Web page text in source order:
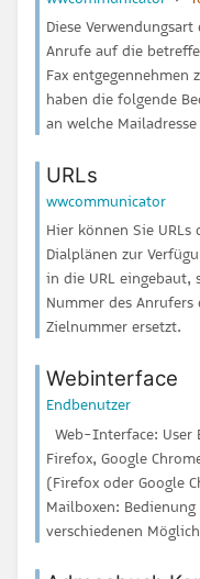
Diese
Anrufe auf die
Fax entgegennehmen
haben die folgende
an welche
URLs
wwcommunicator
Hier können Sie
Dialplänen zur
in die URL eingebaut,
Nummer des
Zielnummer ersetzt.
Webinterface
Endbenutzer
Web-Interface: User
Firefox, Google
(Firefox oder Google
Mailboxen:
verschiedenen